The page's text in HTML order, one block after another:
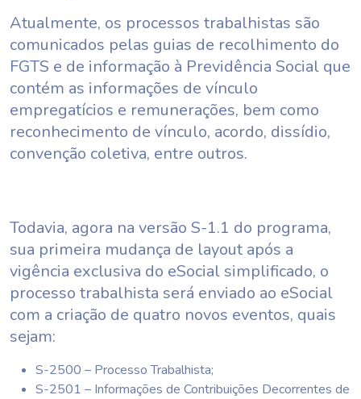
Atualmente, os processos trabalhistas são
comunicados pelas guias de recolhimento do
FGTS e de informação à Previdência Social que
contém as informações de vínculo
empregatícios e remunerações, bem como
reconhecimento de vínculo, acordo, dissídio,
convenção coletiva, entre outros.
Todavia, agora na versão S-1.1 do programa,
sua primeira mudança de layout após a
vigência exclusiva do eSocial simplificado, o
processo trabalhista será enviado ao eSocial
com a criação de quatro novos eventos, quais
sejam:
S-2500 – Processo Trabalhista;
S-2501 – Informações de Contribuições Decorrentes de